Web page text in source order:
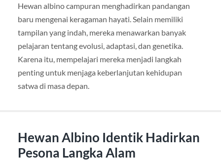
Hewan albino campuran menghadirkan pandangan
baru mengenai keragaman hayati. Selain memiliki
tampilan yang indah, mereka menawarkan banyak
pelajaran tentang evolusi, adaptasi, dan genetika.
Karena itu, mempelajari mereka menjadi langkah
penting untuk menjaga keberlanjutan kehidupan
satwa di masa depan.
Hewan Albino Identik Hadirkan
Pesona Langka Alam